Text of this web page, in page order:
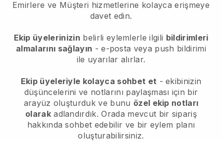
Emirlere ve Müşteri hizmetlerine kolayca erişmeye
davet edin.
Ekip üyelerinizin belirli eylemlerle ilgili bildirimleri
almalarını sağlayın - e-posta veya push bildirimi
ile uyarılar alırlar.
Ekip üyeleriyle kolayca sohbet et - ekibinizin
düşüncelerini ve notlarını paylaşması için bir
arayüz oluşturduk ve bunu özel ekip notları
olarakadlandırdık. Orada mevcut bir sipariş
hakkında sohbet edebilir ve bir eylem planı
oluşturabilirsiniz.